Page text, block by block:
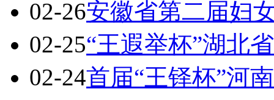
02-26安徽省第二届妇
02-25“王遐举杯”湖北
02-24首届“王铎杯”河